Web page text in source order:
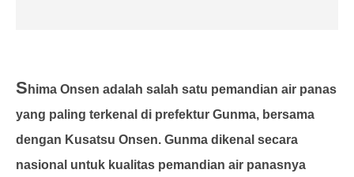
S hima Onsen adalah salah satu pemandian air panas
yang paling terkenal di prefektur Gunma, bersama
dengan Kusatsu Onsen. Gunma dikenal secara
nasional untuk kualitas pemandian air panasnya